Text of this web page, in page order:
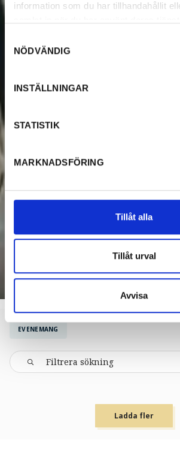
information som du har tillhandahållit
NÖDVÄNDIG
INSTÄLLNINGAR
STATISTIK
MARKNADSFÖRING
Tillåt alla
Tillåt urval
Avvisa
EVENEMANG
Ladda fler